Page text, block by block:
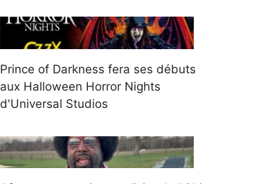
Prince of Darkness fera ses débuts
aux Halloween Horror Nights
d'Universal Studios